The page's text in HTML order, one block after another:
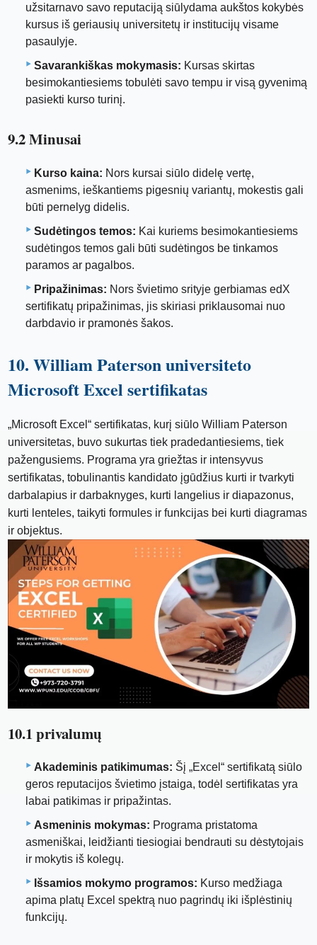
užsitarnavo savo reputaciją siūlydama aukštos kokybės
kursus iš geriausių universitetų ir institucijų visame
pasaulyje.
Savarankiškas mokymasis: Kursas skirtas
besimokantiesiems tobulėti savo tempu ir visą gyvenimą
pasiekti kurso turinį.
9.2 Minusai
Kurso kaina: Nors kursai siūlo didelę vertę,
asmenims, ieškantiems pigesnių variantų, mokestis gali
būti pernelyg didelis.
Sudėtingos temos: Kai kuriems besimokantiesiems
sudėtingos temos gali būti sudėtingos be tinkamos
paramos ar pagalbos.
Pripažinimas: Nors švietimo srityje gerbiamas edX
sertifikatų pripažinimas, jis skiriasi priklausomai nuo
darbdavio ir pramonės šakos.
10. William Paterson universiteto
Microsoft Excel sertifikatas
„Microsoft Excel“ sertifikatas, kurį siūlo William Paterson
universitetas, buvo sukurtas tiek pradedantiesiems, tiek
pažengusiems. Programa yra griežtas ir intensyvus
sertifikatas, tobulinantis kandidato įgūdžius kurti ir tvarkyti
darbalapius ir darbaknyges, kurti langelius ir diapazonus,
kurti lenteles, taikyti formules ir funkcijas bei kurti diagramas
ir objektus.
10.1 privalumų
Akademinis patikimumas: Šį „Excel“ sertifikatą siūlo
geros reputacijos švietimo įstaiga, todėl sertifikatas yra
labai patikimas ir pripažintas.
Asmeninis mokymas: Programa pristatoma
asmeniškai, leidžianti tiesiogiai bendrauti su dėstytojais
ir mokytis iš kolegų.
Išsamios mokymo programos: Kurso medžiaga
apima platų Excel spektrą nuo pagrindų iki išplėstinių
funkcijų.